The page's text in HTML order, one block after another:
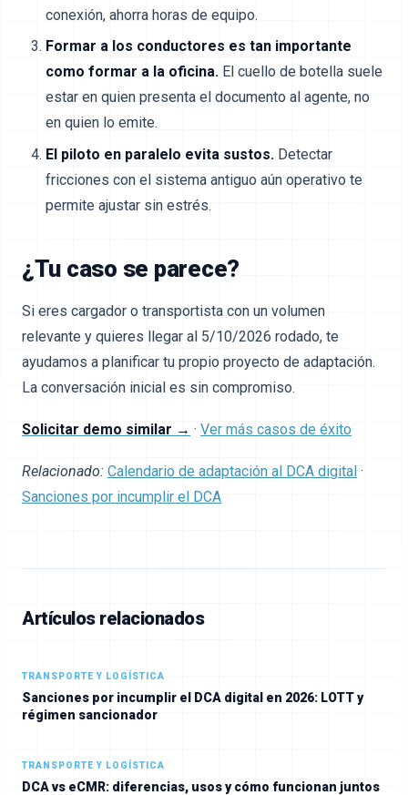
conexión, ahorra horas de equipo.
Formar a los conductores es tan importante
como formar a la oficina.El cuello de botella suele
estar en quien presenta el documento al agente, no
en quien lo emite.
El piloto en paralelo evita sustos. Detectar
fricciones con el sistema antiguo aún operativo te
permite ajustar sin estrés.
¿Tu caso se parece?
Si eres cargador o transportista con un volumen
relevante y quieres llegar al 5/10/2026 rodado, te
ayudamos a planificar tu propio proyecto de adaptación.
La conversación inicial es sin compromiso.
Solicitar demo similar → · Ver más casos de éxito
Relacionado: Calendario de adaptación al DCA digital ·
Sanciones por incumplir el DCA
Artículos relacionados
TRANSPORTE Y LOGÍSTICA
Sanciones por incumplir el DCA digital en 2026: LOTT y
régimen sancionador
TRANSPORTE Y LOGÍSTICA
DCA vs eCMR: diferencias, usos y cómo funcionan juntos